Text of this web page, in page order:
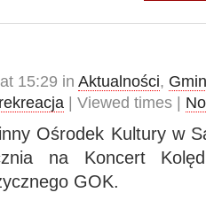
15:29 in Aktualności,
| Viewed times |
Ośrodek Kultury w
na Koncert
GOK.